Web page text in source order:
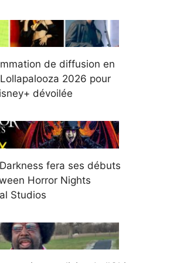
de diffusion en
2026 pour
dévoilée
fera ses débuts
Horror Nights
Studios